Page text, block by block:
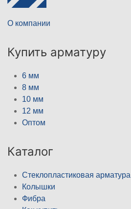
О компании
Купить арматуру
6 мм
8 мм
10 мм
12 мм
Оптом
Каталог
Стеклопластиковая арматура
Колышки
Фибра